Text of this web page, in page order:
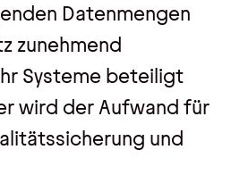
Datenmengen
zunehmend
Systeme beteiligt
wird der Aufwand für
und